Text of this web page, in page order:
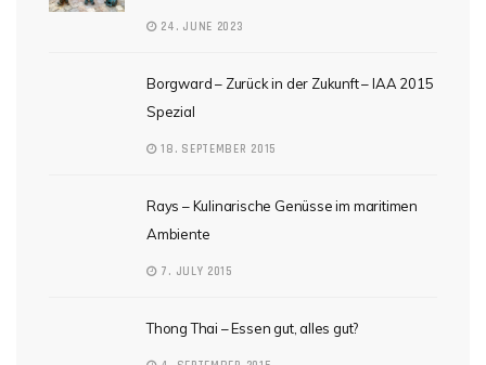
24. JUNE 2023
Borgward – Zurück in der Zukunft – IAA 2015
Spezial
18. SEPTEMBER 2015
Rays – Kulinarische Genüsse im maritimen
Ambiente
7. JULY 2015
Thong Thai – Essen gut, alles gut?